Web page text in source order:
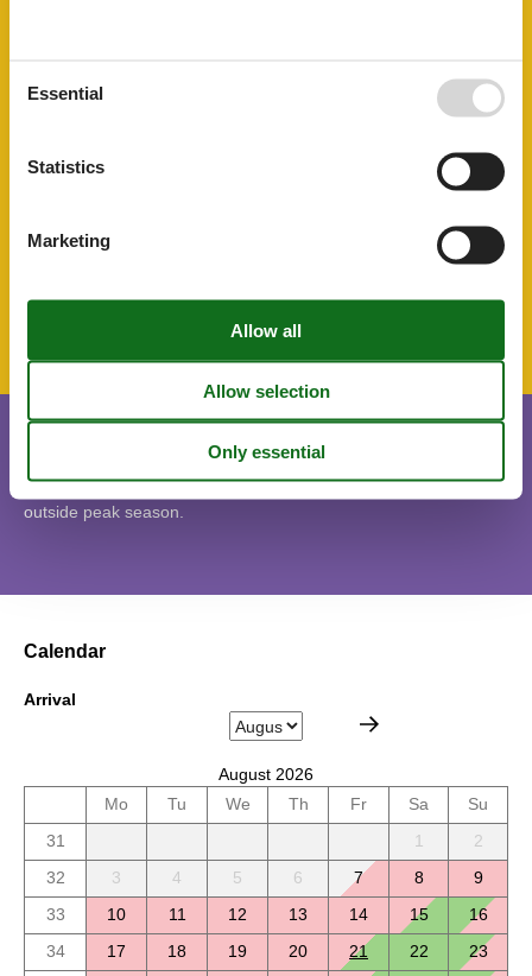
outside peak season.
Calendar
Arrival
August 2026
Mo
Tu We Th Fr Sa
Su
31
1
2
32
3 4 5 6 7 8
9
33
10 11 12 13 14 15
16
34
17 18 19 20 21 22
23
Essential
Statistics
Marketing